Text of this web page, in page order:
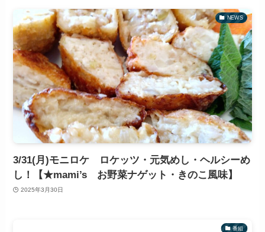
NEWS
3/31(月)モニロケ ロケッツ・元気めし・ヘルシーめ
し！【★mami’s お野菜ナゲット・きのこ風味】
2025年3月30日
番組